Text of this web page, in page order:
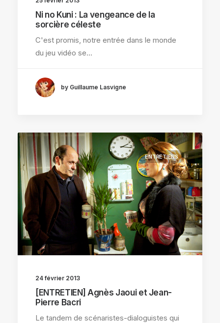
Ni no Kuni : La vengeance de la
sorcière céleste
C'est promis, notre entrée dans le monde
du jeu vidéo se…
by Guillaume Lasvigne
ENTRETIENS
24 février 2013
[ENTRETIEN] Agnès Jaoui et Jean-
Pierre Bacri
Le tandem de scénaristes-dialoguistes qui